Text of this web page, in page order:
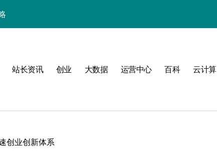
站长资讯 创业 大数据 运营中心 百科 云计算
创业创新体系